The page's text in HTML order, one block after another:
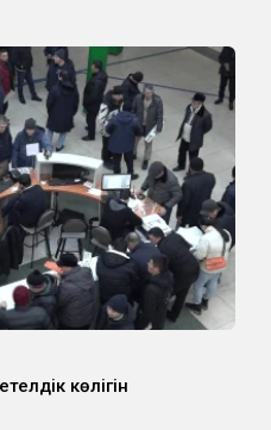
көлігін